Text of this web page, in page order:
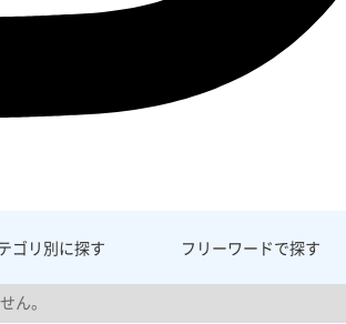
ゴリ別に探す フリーワードで探す
ん。